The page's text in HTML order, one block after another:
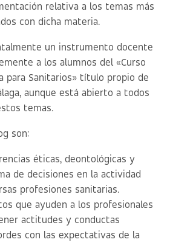
relativa a los temas más
con dicha materia.
un instrumento docente
a los alumnos del «Curso
para Sanitarios» título propio de
aunque está abierto a todos
temas.
son:
éticas, deontológicas y
de decisiones en la actividad
profesiones sanitarias.
que ayuden a los profesionales
actitudes y conductas
con las expectativas de la